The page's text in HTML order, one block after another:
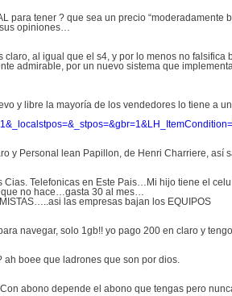
para tener ? que sea un precio
opiniones…
al igual que el s4, y por lo menos no
admirable, por un nuevo sistema que
y libre la mayoría de los vendedores lo tiene a
y Personal lean Papillon, de Henri Charriere, así
Cias. Telefonicas en Este Pais…Mi hijo tiene el
que no hace…gasta 30 al mes…
las empresas bajan los EQUIPOS
navegar, solo 1gb!! yo pago 200 en claro y
boee que ladrones que son por dios.
abono depende el abono que tengas pero